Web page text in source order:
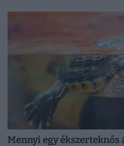
Mennyi egy ékszerteknős